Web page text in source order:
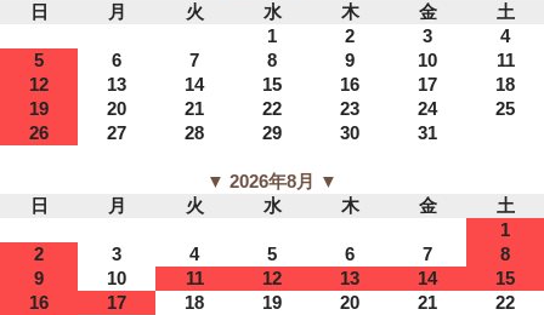
日
月 火 水 木 金
土
1
2 3
4
5
6 7 8 9 10
11
12
13 14 15 16 17
18
19
20 21 22 23 24
25
26
27 28 29 30 31
▼ 2026年8月 ▼
日
月 火 水 木 金
土
1
2
3 4 5 6 7
8
9
10 11 12 13 14
15
16
17 18 19 20 21
22